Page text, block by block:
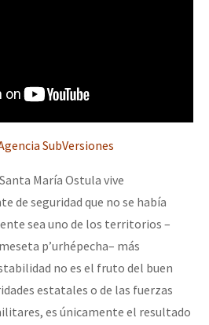
SubVersiones
María Ostula vive
de seguridad que no se había
sea uno de los territorios –
p’urhépecha– más
no es el fruto del buen
estatales o de las fuerzas
es únicamente el resultado